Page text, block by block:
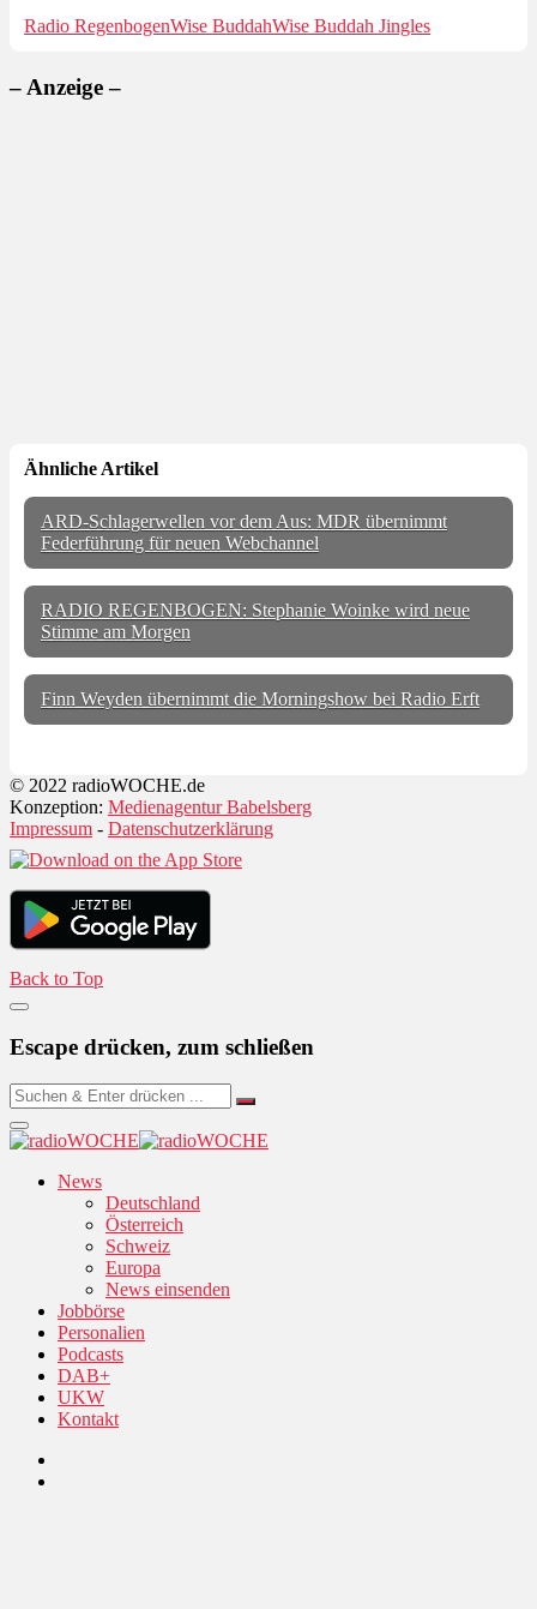
Radio RegenbogenWise BuddahWise Buddah Jingles
– Anzeige –
Ähnliche Artikel
ARD-Schlagerwellen vor dem Aus: MDR übernimmt
Federführung für neuen Webchannel
RADIO REGENBOGEN: Stephanie Woinke wird neue
Stimme am Morgen
Finn Weyden übernimmt die Morningshow bei Radio Erft
© 2022 radioWOCHE.de
Konzeption: Medienagentur Babelsberg
Impressum - Datenschutzerklärung
Back to Top
Escape drücken, zum schließen
News
Deutschland
Österreich
Schweiz
Europa
News einsenden
Jobbörse
Personalien
Podcasts
DAB+
UKW
Kontakt